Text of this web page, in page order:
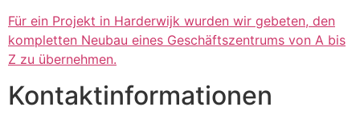
Für ein Projekt in Harderwijk wurden wir gebeten, den
kompletten Neubau eines Geschäftszentrums von A bis
Z zu übernehmen.
Kontaktinformationen